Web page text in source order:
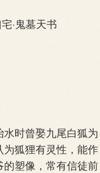
·鬼墓天书
时曾娶九尾白狐为
狐狸有灵性，能作
塑像，常有信徒前